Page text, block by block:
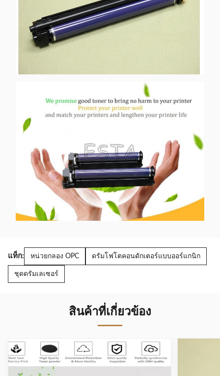
แท็ก: หน่วยกลอง OPC ดรัมโฟโตคอนดักเตอร์แบบออร์แกนิก
ชุดดรัมเลเซอร์
สินค้าที่เกี่ยวข้อง